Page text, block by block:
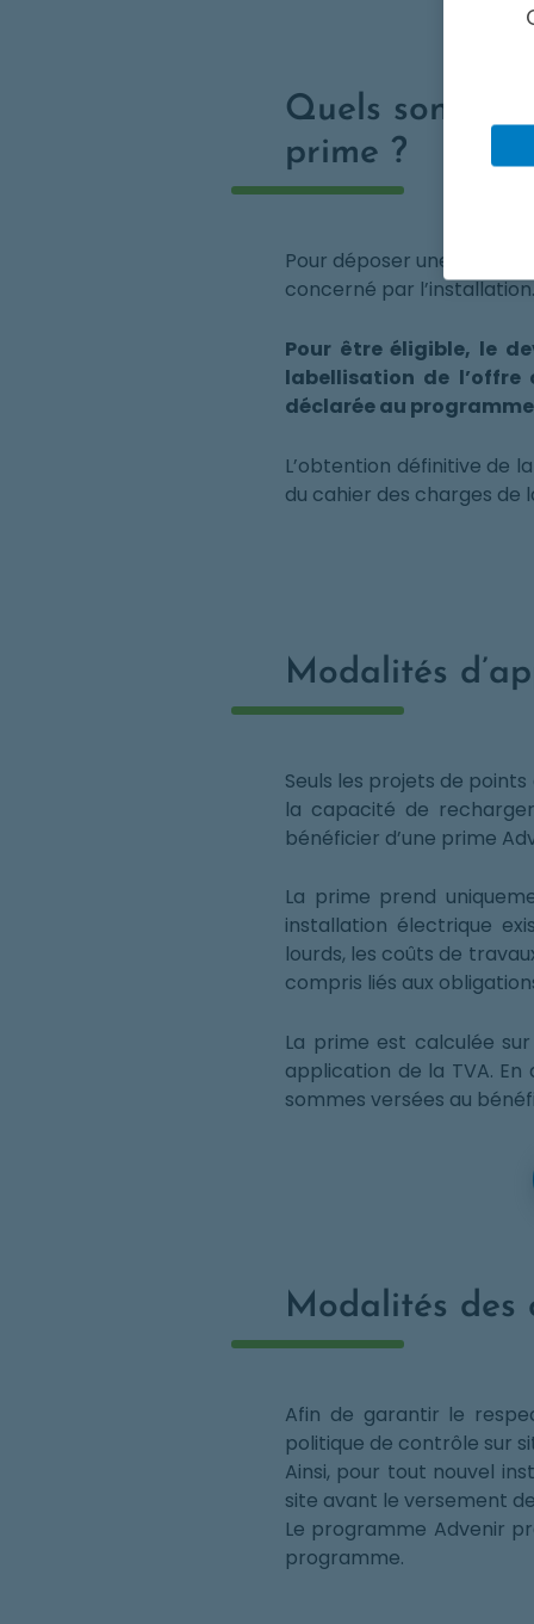
Quels sont les
prime ?
Pour déposer une
concerné par l’installation.
Pour être éligible, le
labellisation de
déclarée au
L’obtention définitive de
du cahier des charges de
Modalités
Seuls les projets de
la capacité de
bénéficier d’une prime
La prime prend
installation électrique
lourds, les coûts de
compris liés aux
La prime est calculée
application de la TVA.
sommes versées au
Modalités des
Afin de garantir le
politique de contrôle sur
Ainsi, pour tout nouvel
site avant le versement
Le programme Advenir
programme.